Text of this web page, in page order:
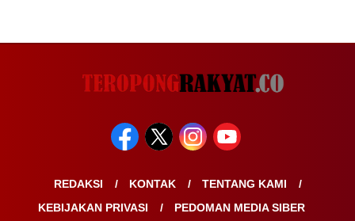
REDAKSI KONTAK
TENTANG KAMI
KEBIJAKAN PRIVASI
PEDOMAN MEDIA SIBER